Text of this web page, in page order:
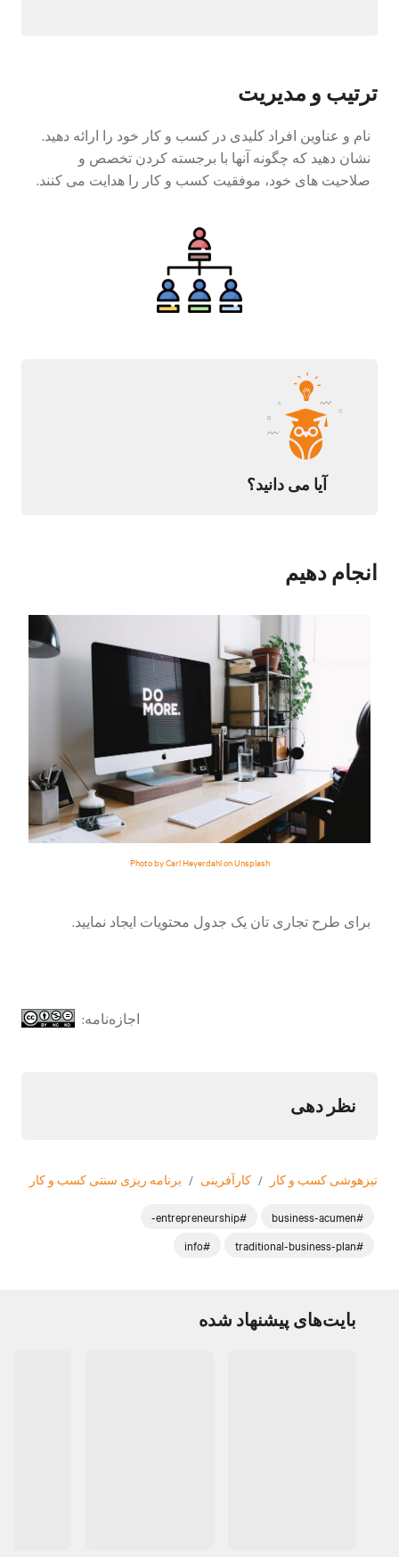
ترتیب و مدیریت
نام و عناوین افراد کلیدی در کسب و کار خود را ارائه دهید.
نشان دهید که چگونه آنها با برجسته کردن تخصص و
صلاحیت های خود، موفقیت کسب و کار را هدایت می کنند.
آیا می دانید؟
انجام دهیم
Photo by Carl Heyerdahl on Unsplash
برای طرح تجاری تان یک جدول محتویات ایجاد نمایید.
اجازه‌نامه:
نظر دهی
تیزهوشی‌ کسب ‌و کار / کارآفرینی / برنامه ‌ریزی سنتی کسب و کار
#business-acumen
#entrepreneurship-
#traditional-business-plan
#info
بایت‌های پیشنهاد شده